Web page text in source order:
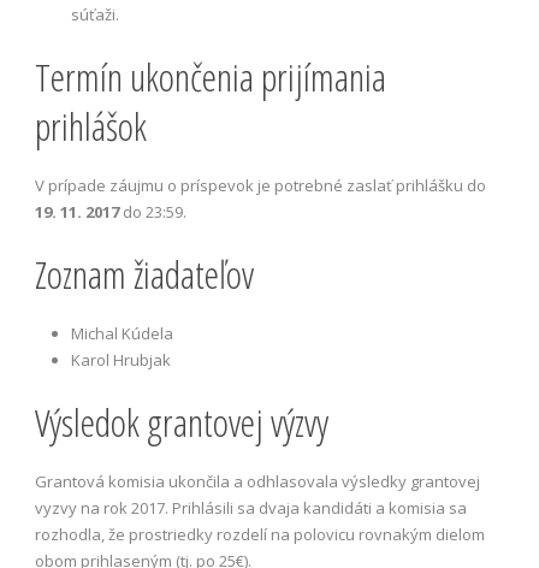
súťaži.
Termín ukončenia prijímania
prihlášok
V prípade záujmu o príspevok je potrebné zaslať prihlášku do
19. 11. 2017do 23:59.
Zoznam žiadateľov
Michal Kúdela
Karol Hrubjak
Výsledok grantovej výzvy
Grantová komisia ukončila a odhlasovala výsledky grantovej
vyzvy na rok 2017. Prihlásili sa dvaja kandidáti a komisia sa
rozhodla, že prostriedky rozdelí na polovicu rovnakým dielom
obom prihlaseným (tj. po 25€).